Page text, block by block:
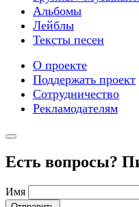
Альбомы
Лейблы
Тексты песен
О проекте
Поддержать проект
Сотрудничество
Рекламодателям
Есть вопросы?
Имя